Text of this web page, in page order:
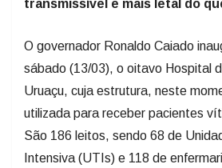
transmissível e mais letal do
O governador Ronaldo Caiado
sábado (13/03), o oitavo Hospital
Uruaçu, cuja estrutura, neste
utilizada para receber pacientes
São 186 leitos, sendo 68 de
Intensiva (UTIs) e 118 de